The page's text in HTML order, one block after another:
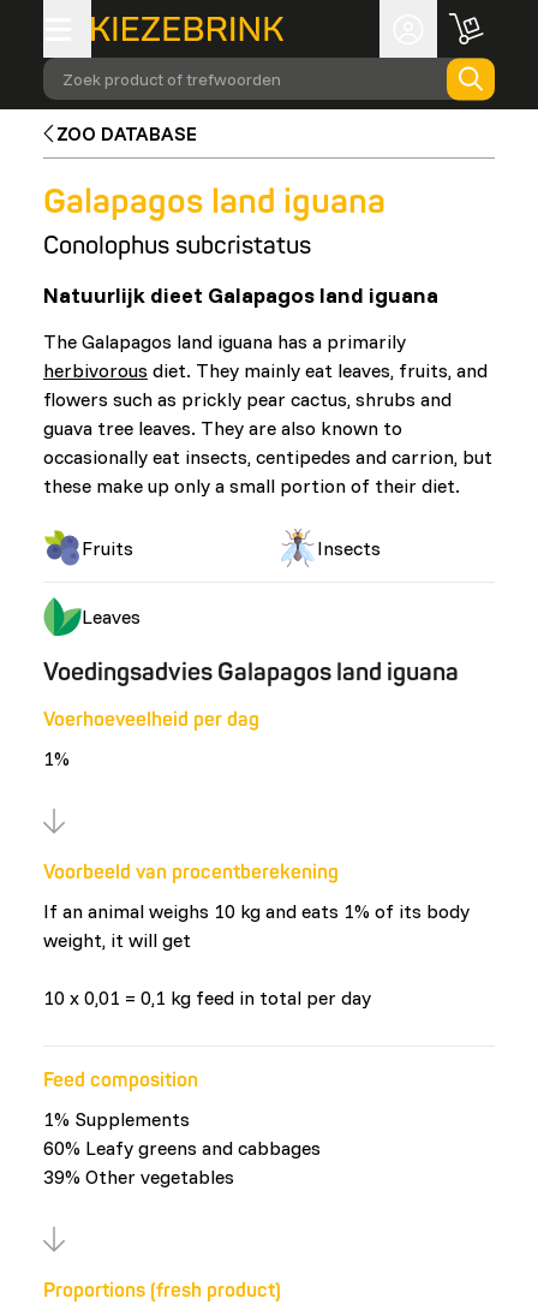
Zoek product of trefwoorden
ZOO DATABASE
Galapagos land iguana
Conolophus subcristatus
Natuurlijk dieet Galapagos land iguana
The Galapagos land iguana has a primarily
herbivorous diet. They mainly eat leaves, fruits, and
flowers such as prickly pear cactus, shrubs and
guava tree leaves. They are also known to
occasionally eat insects, centipedes and carrion, but
these make up only a small portion of their diet.
Fruits Insects
Leaves
Voedingsadvies Galapagos land iguana
Voerhoeveelheid per dag
1%
Voorbeeld van procentberekening
If an animal weighs 10 kg and eats 1% of its body
weight, it will get
10 x 0,01 = 0,1 kg feed in total per day
Feed composition
1% Supplements
60% Leafy greens and cabbages
39% Other vegetables
Proportions (fresh product)